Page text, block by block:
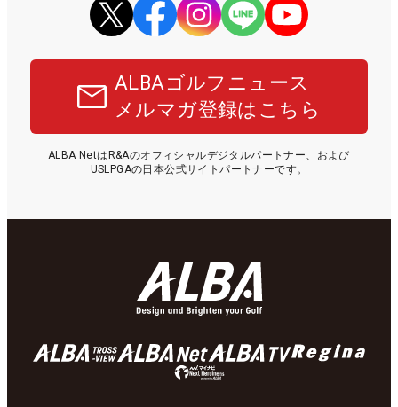
ALBAゴルフニュース
メルマガ登録はこちら
ALBA NetはR&Aのオフィシャルデジタルパートナー、および
USLPGAの日本公式サイトパートナーです。